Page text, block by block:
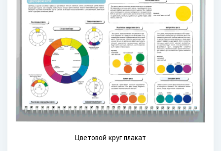
Цветовой круг плакат